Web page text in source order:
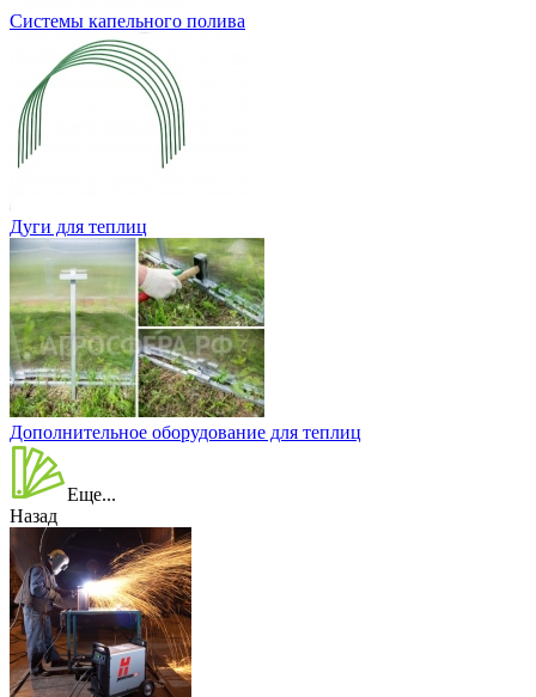
Системы капельного полива
Дуги для теплиц
Дополнительное оборудование для теплиц
Еще...
Назад